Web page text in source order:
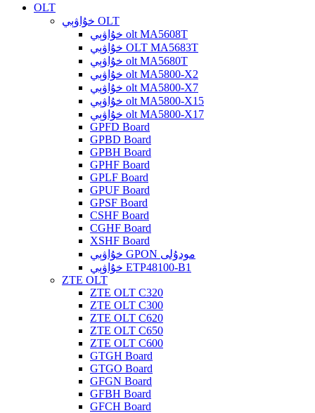
OLT
خۇاۋېي OLT
خۇاۋېي olt MA5608T
خۇاۋېي OLT MA5683T
خۇاۋېي olt MA5680T
خۇاۋېي olt MA5800-X2
خۇاۋېي olt MA5800-X7
خۇاۋېي olt MA5800-X15
خۇاۋېي olt MA5800-X17
GPFD Board
GPBD Board
GPBH Board
GPHF Board
GPLF Board
GPUF Board
GPSF Board
CSHF Board
CGHF Board
XSHF Board
خۇاۋېي GPON مودۇلى
خۇاۋېي ETP48100-B1
ZTE OLT
ZTE OLT C320
ZTE OLT C300
ZTE OLT C620
ZTE OLT C650
ZTE OLT C600
GTGH Board
GTGO Board
GFGN Board
GFBH Board
GFCH Board